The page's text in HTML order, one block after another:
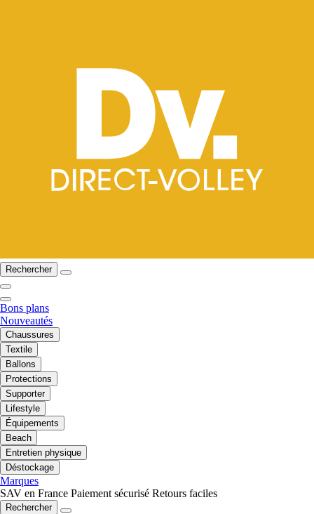
Rechercher
Bons plans
Nouveautés
Chaussures
Textile
Ballons
Protections
Supporter
Lifestyle
Équipements
Beach
Entretien physique
Déstockage
Marques
SAV en France Paiement sécurisé Retours faciles
Rechercher